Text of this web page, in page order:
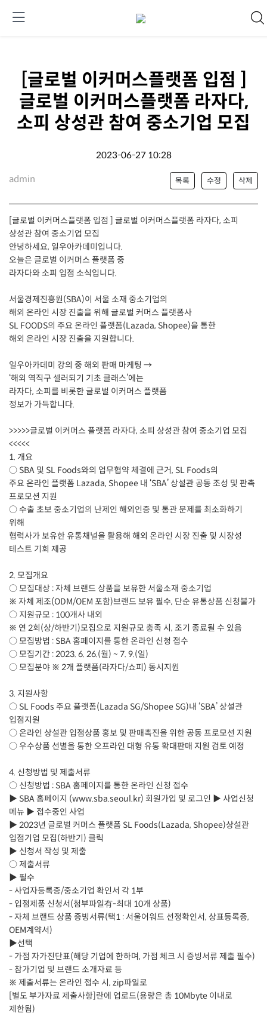
[글로벌 이커머스플랫폼 입점 ]
글로벌 이커머스플랫폼 라자다,
소피 상성관 참여 중소기업 모집
2023-06-27 10:28
admin 목록 수정 삭제
[글로벌 이커머스플랫폼 입점 ] 글로벌 이커머스플랫폼 라자다, 소피
상성관 참여 중소기업 모집
안녕하세요, 일우아카데미입니다.
오늘은 글로벌 이커머스 플랫폼 중
라자다와 소피 입점 소식입니다.
서울경제진흥원(SBA)이 서울 소재 중소기업의
해외 온라인 시장 진출을 위해 글로벌 커머스 플랫폼사
SL FOODS의 주요 온라인 플랫폼(Lazada, Shopee)을 통한
해외 온라인 시장 진출을 지원합니다.
일우아카데미 강의 중 해외 판매 마케팅 →
‘해외 역직구 셀러되기 기초 클래스’에는
라자다, 소피를 비롯한 글로벌 이커머스 플랫폼
정보가 가득합니다.
>>>>>글로벌 이커머스 플랫폼 라자다, 소피 상성관 참여 중소기업 모집
<<<<<
1. 개요
○ SBA 및 SL Foods와의 업무협약 체결에 근거, SL Foods의
주요 온라인 플랫폼 Lazada, Shopee 내 ‘SBA’ 상설관 공동 조성 및 판촉
프로모션 지원
○ 수출 초보 중소기업의 난제인 해외인증 및 통관 문제를 최소화하기
위해
협력사가 보유한 유통채널을 활용해 해외 온라인 시장 진출 및 시장성
테스트 기회 제공
2. 모집개요
○ 모집대상 : 자체 브랜드 상품을 보유한 서울소재 중소기업
※ 자체 제조(ODM/OEM 포함)브랜드 보유 필수, 단순 유통상품 신청불가
○ 지원규모 : 100개사 내외
※ 연 2회(상/하반기)모집으로 지원규모 충족 시, 조기 종료될 수 있음
○ 모집방법 : SBA 홈페이지를 통한 온라인 신청 접수
○ 모집기간 : 2023. 6. 26.(월) ~ 7. 9.(일)
○ 모집분야 ※ 2개 플랫폼(라자다/쇼피) 동시지원
3. 지원사항
○ SL Foods 주요 플랫폼(Lazada SG/Shopee SG)내 ‘SBA’ 상설관
입점지원
○ 온라인 상설관 입점상품 홍보 및 판매촉진을 위한 공동 프로모션 지원
○ 우수상품 선별을 통한 오프라인 대형 유통 확대판매 지원 검토 예정
4. 신청방법 및 제출서류
○ 신청방법 : SBA 홈페이지를 통한 온라인 신청 접수
▶ SBA 홈페이지 (www.sba.seoul.kr) 회원가입 및 로그인 ▶ 사업신청
메뉴 ▶ 접수중인 사업
▶ 2023년 글로벌 커머스 플랫폼 SL Foods(Lazada, Shopee)상설관
입점기업 모집(하반기) 클릭
▶ 신청서 작성 및 제출
○ 제출서류
▶ 필수
- 사업자등록증/중소기업 확인서 각 1부
- 입점제품 신청서(첨부파일有-최대 10개 상품)
- 자체 브랜드 상품 증빙서류(택1 : 서울어워드 선정확인서, 상표등록증,
OEM계약서)
▶선택
- 가점 자가진단표(해당 기업에 한하며, 가점 체크 시 증빙서류 제출 필수)
- 참가기업 및 브랜드 소개자료 등
※ 제출서류는 온라인 접수 시, zip파일로
[별도 부가자료 제출사항]란에 업로드(용량은 총 10Mbyte 이내로
제한됨)